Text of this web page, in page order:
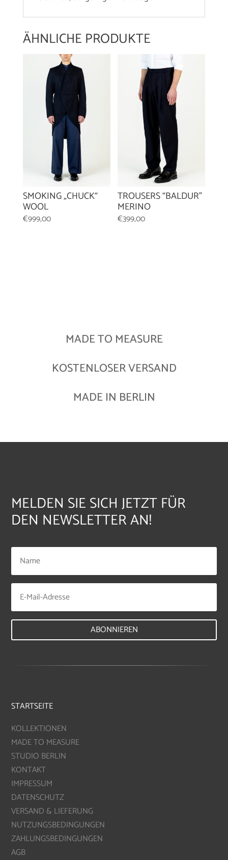
ÄHNLICHE PRODUKTE
SMOKING „CHUCK“
WOOL
€999,00
TROUSERS “BALDUR”
MERINO
€399,00
MADE TO MEASURE
KOSTENLOSER VERSAND
MADE IN BERLIN
MELDEN SIE SICH JETZT FÜR
DEN NEWSLETTER AN!
ABONNIEREN
STARTSEITE
KOLLEKTIONEN
MADE TO MEASURE
STUDIO BERLIN
KONTAKT
IMPRESSUM
DATENSCHUTZ
VERSAND & LIEFERUNG
NUTZUNGSBEDINGUNGEN
ZAHLUNGSBEDINGUNGEN
AGB